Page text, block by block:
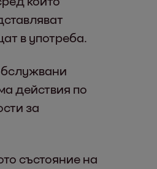
в употреба.
действия по
за
състояние на